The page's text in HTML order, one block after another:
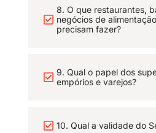
8. O que restaurantes,
negócios de
precisam fazer?
9. Qual o papel dos
empórios e varejos?
10. Qual a validade do